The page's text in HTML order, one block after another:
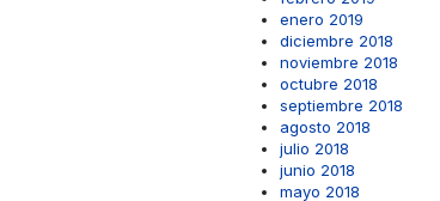
enero 2019
diciembre 2018
noviembre 2018
octubre 2018
septiembre 2018
agosto 2018
julio 2018
junio 2018
mayo 2018